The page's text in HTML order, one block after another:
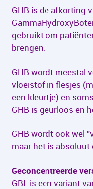
GHB is de afkorting
gebruikt om
brengen.
GHB wordt meestal
vloeistof in flesjes
een kleurtje) en
GHB is geurloos en
GHB wordt ook wel
maar het is absoluut
Geconcentreerde
GBL is een variant